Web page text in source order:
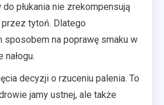
płukania nie zrekompensują
tytoń. Dlatego
sposobem na poprawę smaku w
decyzji o rzuceniu palenia. To
jamy ustnej, ale także